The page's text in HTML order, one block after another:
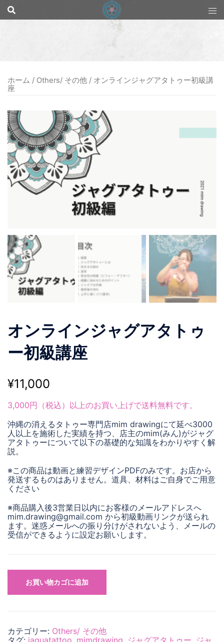
テ
ホーム / Others/ その他 / オンラインジャグアタトゥー初級講
座
オンラインジャグアタトゥ
ー初級講座
¥11,000
3,000円（税込）以上のお買い上げで送料無料です。
沖縄の消えるタトゥー専門店mim drawingにて延べ3000
人以上を施術した実績を持つ、店主のmim(みん)がジャグ
アタトゥーについて以下の基礎的な知識をわかりやすく解
説。
※この商品は動画と練習デザインPDFのみです。お店から
発送するものはありません。道具、材料はご自身でご用意
ください
※商品購入後3営業日以内にお客様のメールアドレスへ
mim.drawing@gmail.com から初級動画リンクが送られ
ます。迷惑メールへの振り分けがされないよう、メールの
受信ができるように設定お願いします。
ャ
グ
お買い物カゴに追加
カテゴリー: Others/ その他